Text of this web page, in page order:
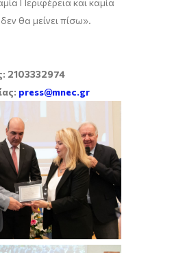
Περιφέρεια και καμία
θα μείνει πίσω».
2103332974
press@mnec.gr